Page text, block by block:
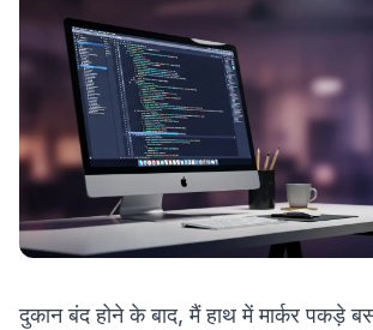
दुकान बंद होने के बाद, मैं हाथ में मार्कर पकड़े